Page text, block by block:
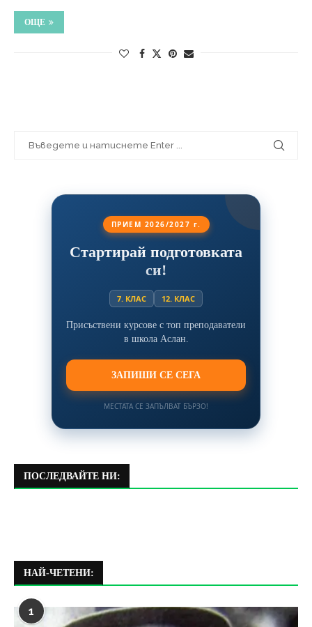
ОЩЕ
ПРИЕМ 2026/2027 г.
Стартирай подготовката
си!
7. КЛАС 12. КЛАС
Присъствени курсове с топ преподаватели
в школа Аслан.
ЗАПИШИ СЕ СЕГА
МЕСТАТА СЕ ЗАПЪЛВАТ БЪРЗО!
ПОСЛЕДВАЙТЕ НИ:
НАЙ-ЧЕТЕНИ:
1